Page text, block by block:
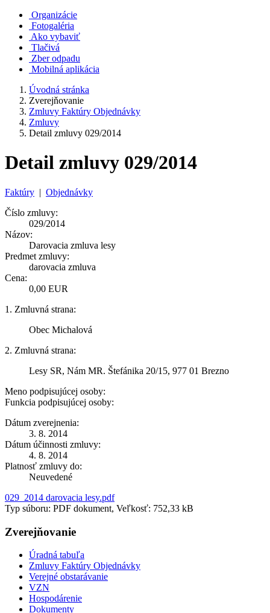
Organizácie
Fotogaléria
Ako vybaviť
Tlačivá
Zber odpadu
Mobilná aplikácia
Úvodná stránka
Zverejňovanie
Zmluvy Faktúry Objednávky
Zmluvy
Detail zmluvy 029/2014
Detail zmluvy 029/2014
Faktúry | Objednávky
Číslo zmluvy:
029/2014
Názov:
Darovacia zmluva lesy
Predmet zmluvy:
darovacia zmluva
Cena:
0,00 EUR
1. Zmluvná strana:
Obec Michalová
2. Zmluvná strana:
Lesy SR, Nám MR. Štefánika 20/15, 977 01 Brezno
Meno podpisujúcej osoby:
Funkcia podpisujúcej osoby:
Dátum zverejnenia:
3. 8. 2014
Dátum účinnosti zmluvy:
4. 8. 2014
Platnosť zmluvy do:
Neuvedené
029_2014 darovacia lesy.pdf
Typ súboru: PDF dokument, Veľkosť: 752,33 kB
Zverejňovanie
Úradná tabuľa
Zmluvy Faktúry Objednávky
Verejné obstarávanie
VZN
Hospodárenie
Dokumenty